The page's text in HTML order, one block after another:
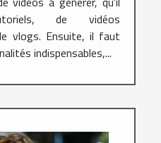
de vidéos
vlogs. Ensuite, il faut
indispensables,...